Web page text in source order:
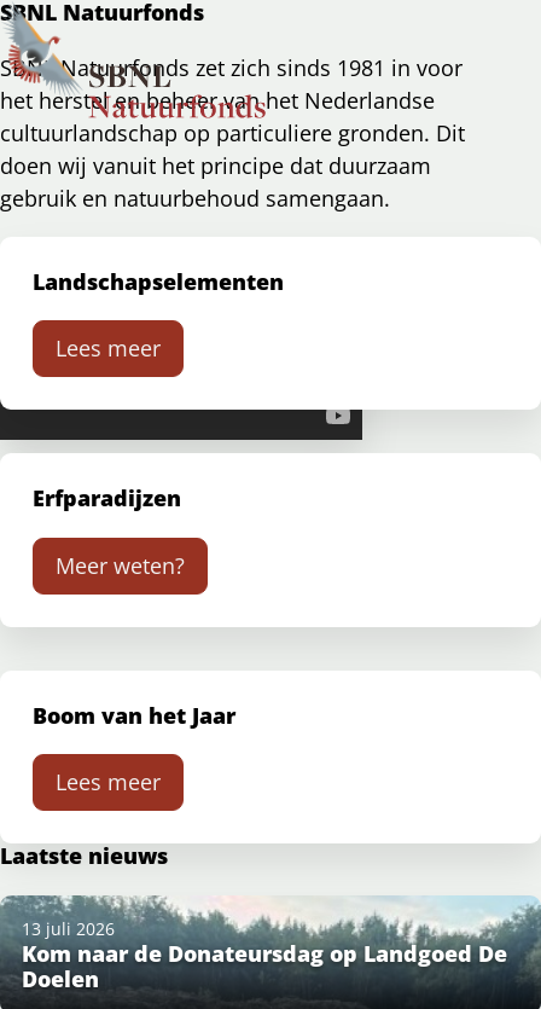
Zoeken
SBNL Natuurfonds
SBNL Natuurfonds zet zich sinds 1981 in voor
het herstel en beheer van het Nederlandse
cultuurlandschap op particuliere gronden. Dit
doen wij vanuit het principe dat duurzaam
gebruik en natuurbehoud samengaan.
Landschapselementen
Lees meer
Erfparadijzen
Meer weten?
Boom van het Jaar
Lees meer
Laatste nieuws
Kom naar de Donateursdag op Landgoed De
Doelen
13 juli 2026